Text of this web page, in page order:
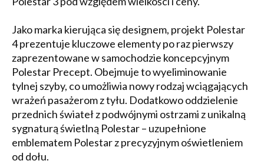
Jako marka kierująca się designem, projekt Polestar
4 prezentuje kluczowe elementy po raz pierwszy
zaprezentowane w samochodzie koncepcyjnym
Polestar Precept. Obejmuje to wyeliminowanie
tylnej szyby, co umożliwia nowy rodzaj wciągających
wrażeń pasażerom z tyłu. Dodatkowo oddzielenie
przednich świateł z podwójnymi ostrzami z unikalną
sygnaturą świetlną Polestar – uzupełnione
emblematem Polestar z precyzyjnym oświetleniem
od dołu.